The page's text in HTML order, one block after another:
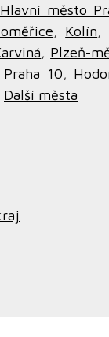
Hlavní město
, Kolín,
, Plzeň-
Praha 10,
Další města